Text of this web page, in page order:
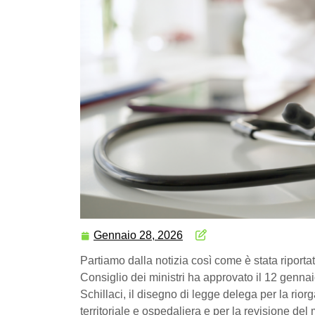
Gennaio 28, 2026
Partiamo dalla notizia così come è stata
Consiglio dei ministri ha approvato il 12
Schillaci, il disegno di legge delega per la
territoriale e ospedaliera e per la revisione